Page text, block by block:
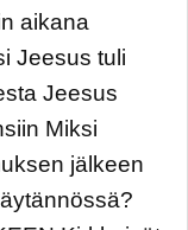
aikana
Jeesus tuli
Jeesus
Miksi
jälkeen